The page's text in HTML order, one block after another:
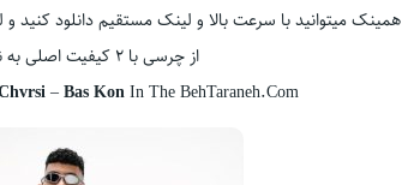
همینک میتوانید با سرعت بالا و لینک مستقیم دانلود کنید
از چرسی با 2 کیفیت اصلی به نام بس کن
–Bas KonIn The BehTaraneh.Com